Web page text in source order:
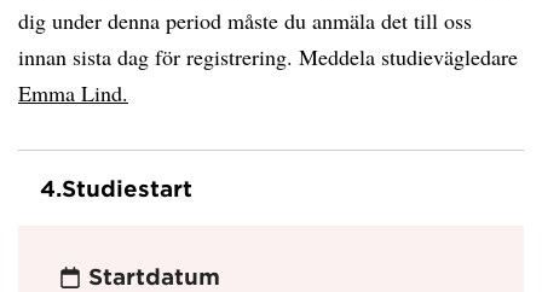
dig under denna period måste du anmäla det till oss
innan sista dag för registrering. Meddela studievägledare
Emma Lind.
4.Studiestart
Startdatum